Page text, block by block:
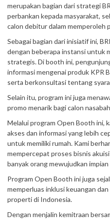
merupakan bagian dari strategi
perbankan kepada masyarakat,
calon debitur dalam memperoleh
Sebagai bagian dari inisiatif ini,
dengan beberapa instansi untuk
strategis. Di booth ini,
informasi mengenai produk KPR
serta berkonsultasi tentang
Selain itu, program ini juga
promo menarik bagi calon
Melalui program Open Booth ini,
akses dan informasi yang lebih
untuk memiliki rumah. Kami
mempercepat proses bisnis
banyak orang mewujudkan impian
Program Open Booth ini juga
memperluas inklusi keuangan
properti di Indonesia.
Dengan menjalin kemitraan